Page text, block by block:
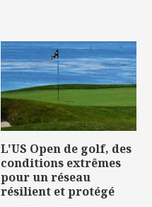
L'US Open de golf, des
conditions extrêmes
pour un réseau
résilient et protégé